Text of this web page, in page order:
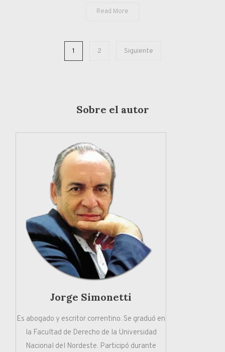
Read More
Paginación1 2 Siguiente
Sobre el autor
Jorge Simonetti
Es abogado y escritor correntino. Se graduó en
la Facultad de Derecho de la Universidad
Nacional del Nordeste. Participó durante